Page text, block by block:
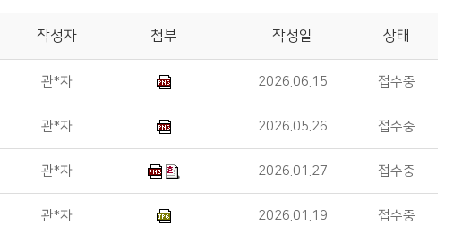
작성자 첨부 작성일 상태
관*자 2026.06.15 접수중
관*자 2026.05.26 접수중
관*자 2026.01.27 접수중
관*자 2026.01.19 접수중